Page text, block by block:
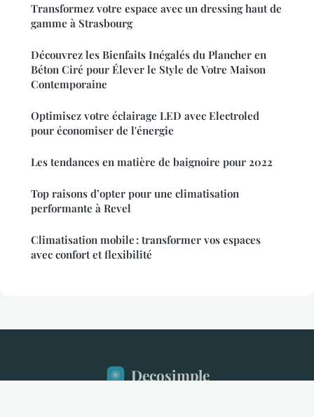
Transformez votre espace avec un dressing haut de
gamme à Strasbourg
Découvrez les Bienfaits Inégalés du Plancher en
Béton Ciré pour Élever le Style de Votre Maison
Contemporaine
Optimisez votre éclairage LED avec Electroled
pour économiser de l'énergie
Les tendances en matière de baignoire pour 2022
Top raisons d’opter pour une climatisation
performante à Revel
Climatisation mobile : transformer vos espaces
avec confort et flexibilité
Decosimple